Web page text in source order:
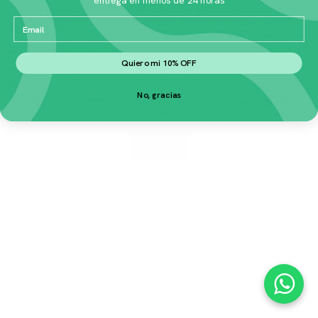
No te preocupes. Si crees se trata de una equivocación,
envíanos un mensaje aesta página.
¿Quizás estabas buscando alguna de estas páginas
Email
Quiero mi 10% OFF
No, gracias